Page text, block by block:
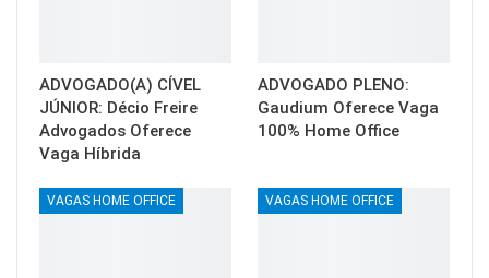
ADVOGADO(A) CÍVEL
JÚNIOR: Décio Freire
Advogados Oferece
Vaga Híbrida
ADVOGADO PLENO:
Gaudium Oferece Vaga
100% Home Office
VAGAS HOME OFFICE VAGAS HOME OFFICE